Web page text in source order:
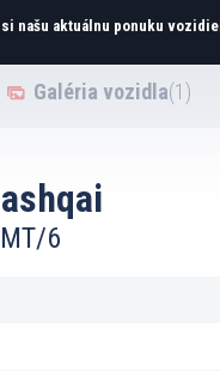
našu aktuálnu ponuku vozidiel
Galéria vozidla(1)
6